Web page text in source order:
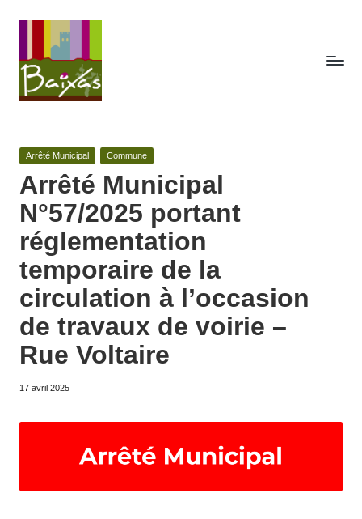
content
c
t
e
s
d
e
la
c
o
m
m
n
toute
publicité
des
actes
de
la
commune
de
Baixas.
Posted
Arrêté Municipal Commune
Arrêté Municipal
N°57/2025 portant
réglementation
temporaire de la
circulation à l’occasion
de travaux de voirie –
Rue Voltaire
17 avril 2025